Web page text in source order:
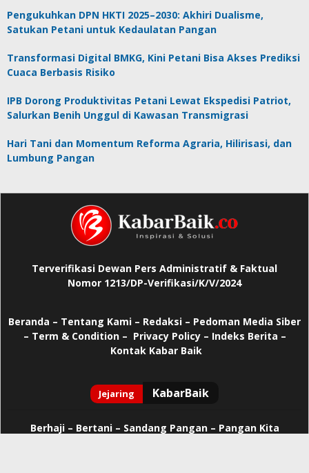
Pengukuhkan DPN HKTI 2025–2030: Akhiri Dualisme,
Satukan Petani untuk Kedaulatan Pangan
Transformasi Digital BMKG, Kini Petani Bisa Akses Prediksi
Cuaca Berbasis Risiko
IPB Dorong Produktivitas Petani Lewat Ekspedisi Patriot,
Salurkan Benih Unggul di Kawasan Transmigrasi
Hari Tani dan Momentum Reforma Agraria, Hilirisasi, dan
Lumbung Pangan
Terverifikasi Dewan Pers Administratif & Faktual
Nomor 1213/DP-Verifikasi/K/V/2024
Beranda – Tentang Kami – Redaksi – Pedoman Media Siber
– Term & Condition – Privacy Policy– Indeks Berita –
Kontak Kabar Baik
Berhaji– Bertani – Sandang Pangan – Pangan Kita